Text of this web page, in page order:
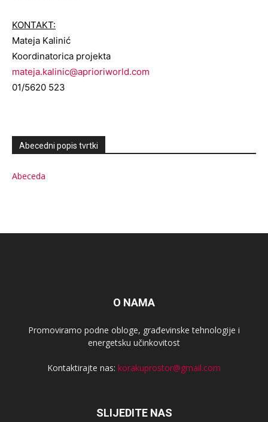
KONTAKT:
Mateja Kalinić
Koordinatorica projekta
mateja.kalinic@aprioriworld.com
01/5620 523
Abecedni popis tvrtki
Abeceda
O NAMA
Promoviramo podne obloge, građevinske tehnologije i
energetsku učinkovitost
Kontaktirajte nas: korakuprostor@gmail.com
SLIJEDITE NAS